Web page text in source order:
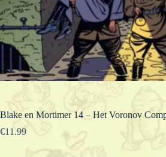
Blake en Mortimer 14 – Het Voronov
€11.99